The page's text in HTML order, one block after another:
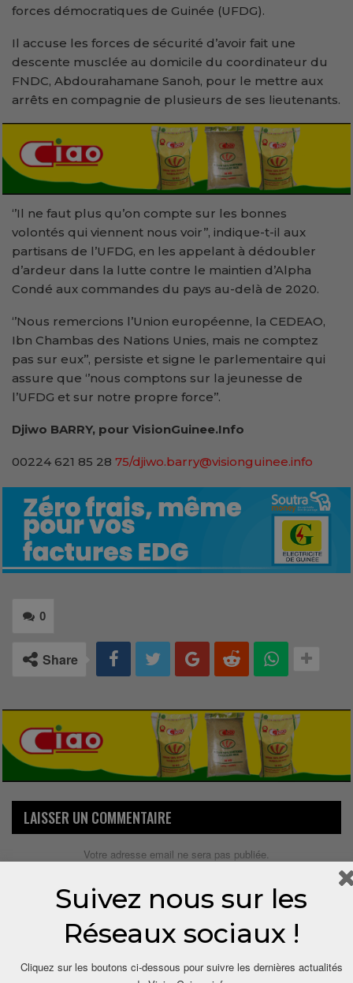
forces démocratiques de Guinée (UFDG).
Il accuse les forces de sécurité d’avoir fait une
descente musclée au domicile du coordinateur du
FNDC, Abdourahamane Sanoh, pour le mettre aux
arrêts en compagnie de plusieurs de ses lieutenants.
‘’Il ne faut plus qu’on compte sur les bonnes
volontés qui viennent nous voir’’, indique-t-il aux
partisans de l’UFDG, en les appelant à dédoubler
d’ardeur dans la lutte contre le maintien d’Alpha
Condé aux commandes du pays au-delà de 2020.
‘’Nous remercions l’Union européenne, la CEDEAO,
Ibn Chambas des Nations Unies, mais ne comptez
pas sur eux’’, persiste et signe le parlementaire qui
assure que ‘’nous comptons sur la jeunesse de
l’UFDG et sur notre propre force’’.
Djiwo BARRY, pour VisionGuinee.Info
00224 621 85 28 75/djiwo.barry@visionguinee.info
0
Share
LAISSER UN COMMENTAIRE
Votre adresse email ne sera pas publiée.
Suivez nous sur les
Réseaux sociaux !
Cliquez sur les boutons ci-dessous pour suivre les dernières actualités